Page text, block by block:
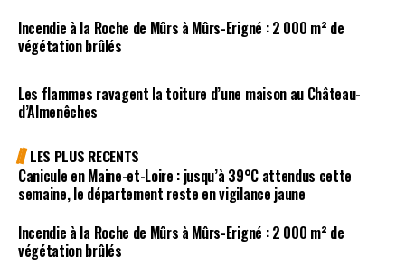
Incendie à la Roche de Mûrs à Mûrs-Erigné : 2 000 m² de
végétation brûlés
Les flammes ravagent la toiture d’une maison au Château-
d’Almenêches
LES PLUS RECENTS
Canicule en Maine-et-Loire : jusqu’à 39°C attendus cette
semaine, le département reste en vigilance jaune
Incendie à la Roche de Mûrs à Mûrs-Erigné : 2 000 m² de
végétation brûlés